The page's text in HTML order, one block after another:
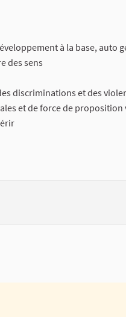
à la base, auto
des sens
discriminations et des
et de force de proposition